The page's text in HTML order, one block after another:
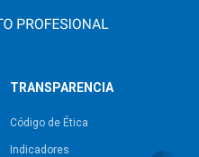
TRANSPARENCIA
Código de Ética
Indicadores